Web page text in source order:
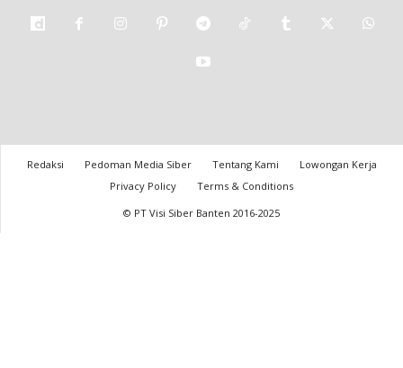
Redaksi Pedoman Media Siber Tentang Kami
Lowongan Kerja
Privacy Policy
Terms & Conditions
© PT Visi Siber Banten 2016-2025